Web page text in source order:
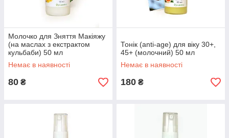
Молочко для Зняття Макіяжу
(на маслах з екстрактом
кульбаби) 50 мл
Немає в наявності
80 ₴
Тонік (anti-age) для віку 30+,
45+ (молочний) 50 мл
Немає в наявності
180 ₴